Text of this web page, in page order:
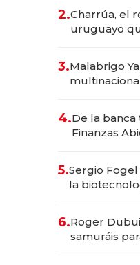
millones
2.Charrúa, el
uruguayo
anticipación
3.Malabrigo
4.De la banca
Finanzas
5.Sergio
la
6.Roger
samuráis